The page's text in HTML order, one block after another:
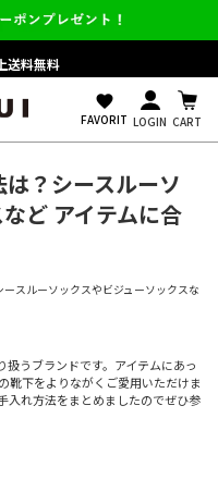
送料無料
favorite
FAVORIT LOGIN CART
？シースルーソ
ど アイテムに合
スルーソックスやビジューソックスな
うブランドです。アイテムにあっ
靴下をよりながくご愛用いただけま
入れ方法をまとめましたのでぜひ参